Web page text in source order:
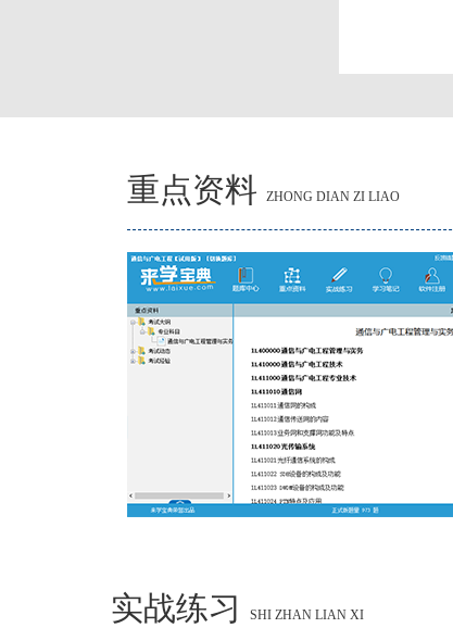
重点资料 ZHONG DIAN ZI LIAO
实战练习 SHI ZHAN LIAN XI